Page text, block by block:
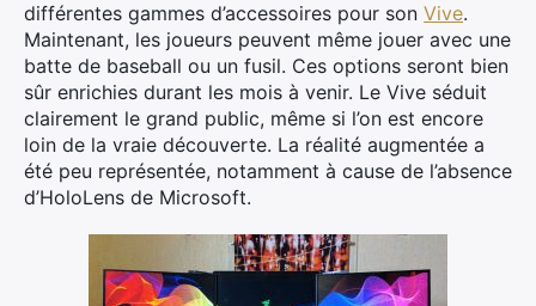
différentes gammes d’accessoires pour son Vive.
Maintenant, les joueurs peuvent même jouer avec une
batte de baseball ou un fusil. Ces options seront bien
sûr enrichies durant les mois à venir. Le Vive séduit
clairement le grand public, même si l’on est encore
loin de la vraie découverte. La réalité augmentée a
été peu représentée, notamment à cause de l’absence
d’HoloLens de Microsoft.